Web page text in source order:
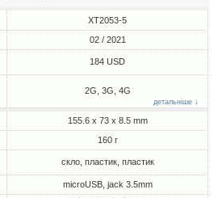
XT2053-5
02 / 2021
184 USD
2G, 3G, 4G
детальніше ↓
155.6 x 73 x 8.5 mm
160 г
скло, пластик, пластик
microUSB, jack 3.5mm